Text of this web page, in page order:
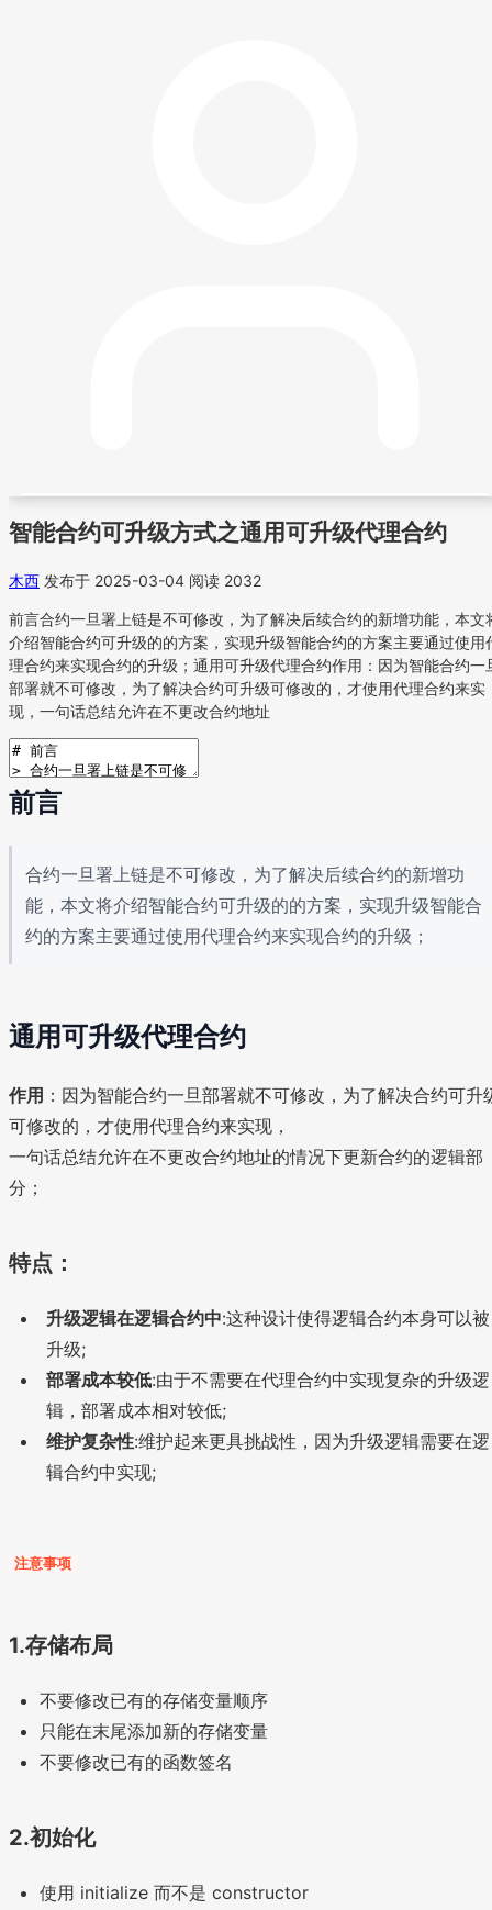
智能合约可升级方式之通用可升级代理合约
木西 发布于 2025-03-04 阅读 2032
前言合约一旦署上链是不可修改，为了解决后续合约的新增功能，本文
介绍智能合约可升级的的方案，实现升级智能合约的方案主要通过使用
理合约来实现合约的升级；通用可升级代理合约作用：因为智能合约一
部署就不可修改，为了解决合约可升级可修改的，才使用代理合约来实
现，一句话总结允许在不更改合约地址
前言
合约一旦署上链是不可修改，为了解决后续合约的新增功
能，本文将介绍智能合约可升级的的方案，实现升级智能合
约的方案主要通过使用代理合约来实现合约的升级；
通用可升级代理合约
作用 ：因为智能合约一旦部署就不可修改，为了解决合约可升
可修改的，才使用代理合约来实现，
一句话总结允许在不更改合约地址的情况下更新合约的逻辑部
分；
特点：
升级逻辑在逻辑合约中:这种设计使得逻辑合约本身可以被
升级;
部署成本较低:由于不需要在代理合约中实现复杂的升级逻
辑，部署成本相对较低;
维护复杂性:维护起来更具挑战性，因为升级逻辑需要在逻
辑合约中实现;
注意事项
1.存储布局
不要修改已有的存储变量顺序
只能在末尾添加新的存储变量
不要修改已有的函数签名
2.初始化
使用 initialize 而不是 constructor